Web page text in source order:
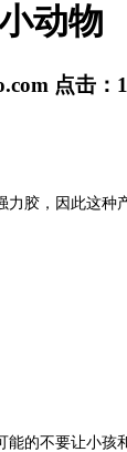
动物
点击：
，因此这种
不要让小孩